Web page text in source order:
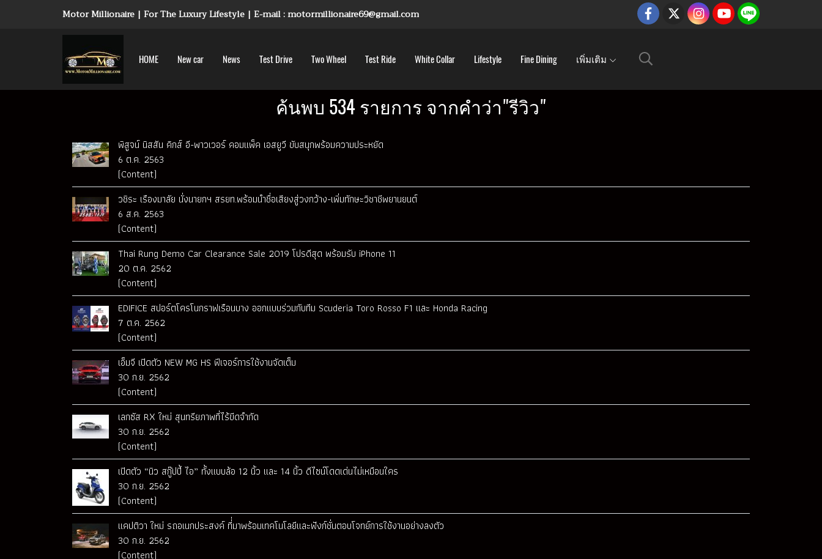
Motor Millionaire | For The Luxury Lifestyle | E-mail : motormillionaire69@gmail.com
HOME New car News Test Drive Two Wheel Test Ride White Collar Lifestyle Fine Dining เพิ่มเติม
ค้นพบ 534 รายการ จากคำว่า"รีวิว"
พิสูจน์ นิสสัน คิกส์ อี-พาวเวอร์ คอมแพ็ค เอสยูวี ขับสนุกพร้อมความประหยัด
6 ต.ค. 2563
(Content)
วชิระ เรืองมาลัย นั่งนายกฯ สรยท.พร้อมนำชื่อเสียงสู่วงกว้าง-เพิ่มทักษะวิชาชีพยานยนต์
6 ส.ค. 2563
(Content)
Thai Rung Demo Car Clearance Sale 2019 โปรดีสุด พร้อมรับ iPhone 11
20 ต.ค. 2562
(Content)
EDIFICE สปอร์ตโครโนกราฟเรือนบาง ออกแบบร่วมกับทีม Scuderia Toro Rosso F1 และ Honda Racing
7 ต.ค. 2562
(Content)
เอ็มจี เปิดตัว NEW MG HS ฟีเจอร์การใช้งานจัดเต็ม
30 ก.ย. 2562
(Content)
เลกซัส RX ใหม่ สุนทรียภาพที่ไร้ขีดจำกัด
30 ก.ย. 2562
(Content)
เปิดตัว “นิว สกู๊ปปี้ ไอ” ทั้งแบบล้อ 12 นิ้ว และ 14 นิ้ว ดีไซน์โดดเด่นไม่เหมือนใคร
30 ก.ย. 2562
(Content)
แคปติวา ใหม่ รถอเนกประสงค์ ที่่มาพร้อมเทคโนโลยีและฟังก์ชั่นตอบโจทย์การใช้งานอย่างลงตัว
30 ก.ย. 2562
(Content)